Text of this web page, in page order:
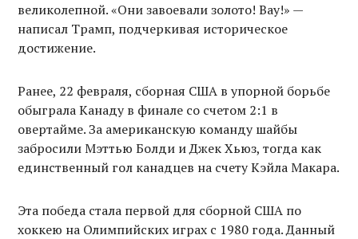
великолепной. «Они завоевали золото! Вау!» —
написал Трамп, подчеркивая историческое
достижение.
Ранее, 22 февраля, сборная США в упорной борьбе
обыграла Канаду в финале со счетом 2:1 в
овертайме. За американскую команду шайбы
забросили Мэттью Болди и Джек Хьюз, тогда как
единственный гол канадцев на счету Кэйла Макара.
Эта победа стала первой для сборной США по
хоккею на Олимпийских играх с 1980 года. Данный